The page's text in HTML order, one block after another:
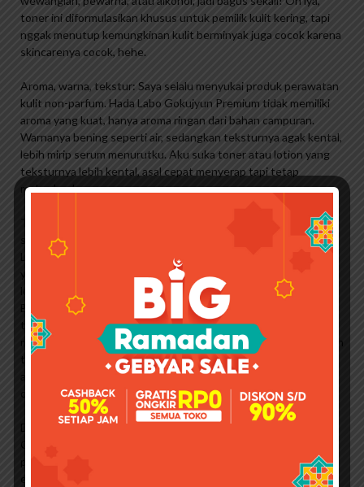
toner ini diformulasikan khusus untuk pemilik kulit kering, tapi
nggak menutup kemungkinan kulit berminyak juga cocok karena
skincarenya cocok, hehe.
Aroma, warna, tekstur: Saya selalu menyukai produk perawatan
kulit non-parfum. Hada Labo Gokujyun Premium tidak memiliki
aroma yang kuat, hanya aroma ringan dari bahan campuran.
Warnanya bening seperti air, sedangkan teksturnya agak kental,
lebih mirip serum menurutku. Aku suka toner atau lotion yang
teksturnya lebih kental, asal cepat menyerap tapi tetap
melembapkan.
Terasa di kulit: 3 (tiga) kata…. Sejuk, lembab, lembut! Saya
sangat menyukai sensasi dingin yang saya dapatkan dari Hada
Labo Gokujun Premium saat saya memakainya di wajah saya
yang dingin. Jadi pas di apply cepat meresap ke kulit dan ga
lengket sama sekali, dan yang aku salut masih berasa lembab.
Beberapa produk yang saya coba sering berada di antara basah
tetapi lengket, atau cepat menyerap tetapi tidak cukup
melembapkan. Kini Hada Labose menyerap dengan cepat namun
tetap terasa melembapkan. Setelah pakai muka terasa kenyal
atau kenyal (seperti papao haha). Sepertinya ini akan menjadi
cawan suci saya!
Dari segi kemasan, tidak ada perbedaan antara Hada Labo
persis, hanya warnanya yang berbeda, yang premium berwarna
emas, yang biasa berwarna putih. Keduanya juga memiliki